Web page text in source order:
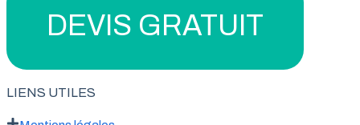
DEVIS GRATUIT
LIENS UTILES